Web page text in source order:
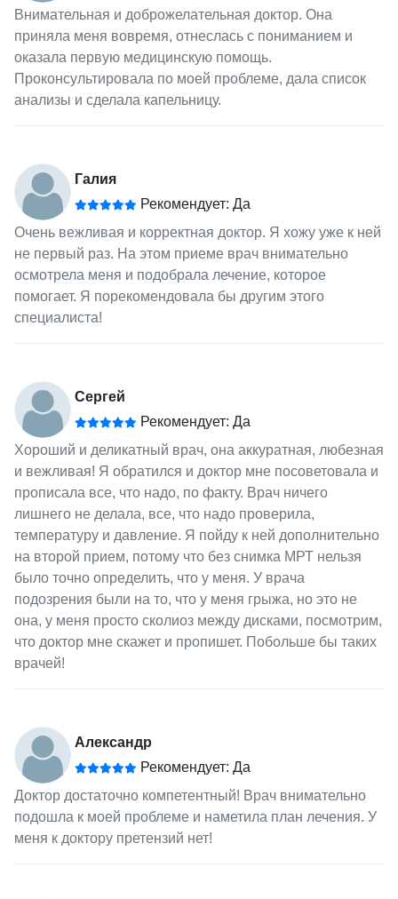
Внимательная и доброжелательная доктор. Она
приняла меня вовремя, отнеслась с пониманием и
оказала первую медицинскую помощь.
Проконсультировала по моей проблеме, дала список
анализы и сделала капельницу.
Галия
Рекомендует: Да
Очень вежливая и корректная доктор. Я хожу уже к ней
не первый раз. На этом приеме врач внимательно
осмотрела меня и подобрала лечение, которое
помогает. Я порекомендовала бы другим этого
специалиста!
Сергей
Рекомендует: Да
Хороший и деликатный врач, она аккуратная, любезная
и вежливая! Я обратился и доктор мне посоветовала и
прописала все, что надо, по факту. Врач ничего
лишнего не делала, все, что надо проверила,
температуру и давление. Я пойду к ней дополнительно
на второй прием, потому что без снимка МРТ нельзя
было точно определить, что у меня. У врача
подозрения были на то, что у меня грыжа, но это не
она, у меня просто сколиоз между дисками, посмотрим,
что доктор мне скажет и пропишет. Побольше бы таких
врачей!
Александр
Рекомендует: Да
Доктор достаточно компетентный! Врач внимательно
подошла к моей проблеме и наметила план лечения. У
меня к доктору претензий нет!